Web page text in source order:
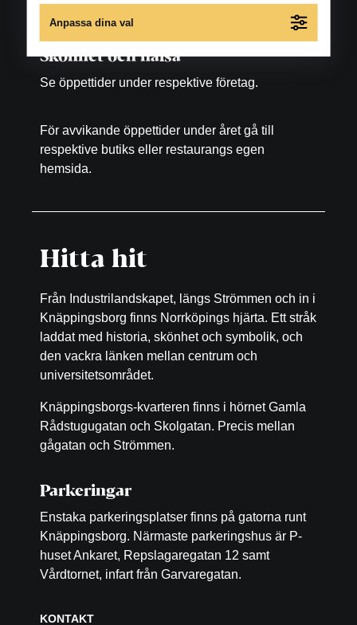
Skönhet och hälsa
Se öppettider under respektive företag.
För avvikande öppettider under året gå till
respektive butiks eller restaurangs egen
hemsida.
Hitta hit
Från Industrilandskapet, längs Strömmen och in i
Knäppingsborg finns Norrköpings hjärta. Ett stråk
laddat med historia, skönhet och symbolik, och
den vackra länken mellan centrum och
universitetsområdet.
Knäppingsborgs-kvarteren finns i hörnet Gamla
Rådstugugatan och Skolgatan. Precis mellan
gågatan och Strömmen.
Parkeringar
Enstaka parkeringsplatser finns på gatorna runt
Knäppingsborg. Närmaste parkeringshus är P-
huset Ankaret, Repslagaregatan 12 samt
Vårdtornet, infart från Garvaregatan.
KONTAKT
Anpassa dina val